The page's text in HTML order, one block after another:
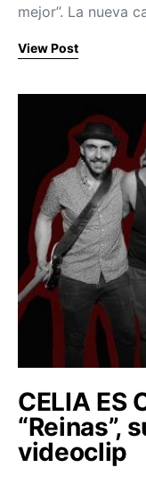
mejor”. La nueva
View Post
CELIA ES
“Reinas”,
videoclip